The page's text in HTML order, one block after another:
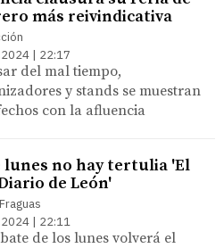
más reivindicativa
| 22:17
del mal tiempo,
y stands se muestran
con la afluencia
lunes no hay tertulia 'El
de León'
| 22:11
de los lunes volverá el